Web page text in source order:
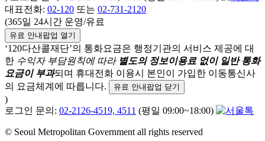
대표전화: 02-120 또는 02-731-2120
(365일 24시간 운영/유료
유료 안내팝업 열기
‘120다산콜재단’의 통화요금은 행정기관의 서비스 제공에 대
한 수익자 부담원칙에 따라 별도의 정보이용료 없이 일반 통화
요금이 부과되며 휴대전화 이용시 본인이 가입한 이동통신사
의 요금체계에 따릅니다.
유료 안내팝업 닫기
)
로그인 문의: 02-2126-4519, 4511 (평일 09:00~18:00)
© Seoul Metropolitan Government all rights reserved